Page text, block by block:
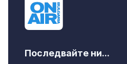
Последвайте ни...